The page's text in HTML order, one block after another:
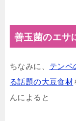
善玉菌のエサ
ちなみに、 テンペ
る話題の大豆食材
んによると